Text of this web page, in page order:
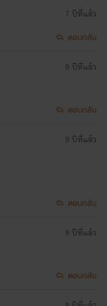
7 ปีที่แล้ว
ตอบกลับ
9 ปีที่แล้ว
ตอบกลับ
9 ปีที่แล้ว
ตอบกลับ
9 ปีที่แล้ว
ตอบกลับ